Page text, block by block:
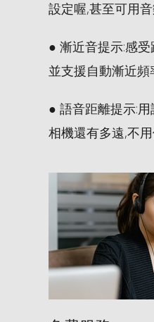
設定喔,甚至可用
● 漸近音提示:感
並支援自動漸近頻
● 語音距離提示:
相機還有多遠,不